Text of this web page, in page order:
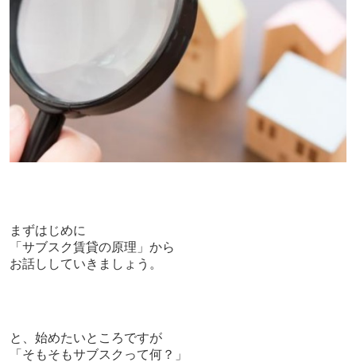
まずはじめに
「サブスク賃貸の原理」から
お話ししていきましょう。
と、始めたいところですが
「そもそもサブスクって何？」